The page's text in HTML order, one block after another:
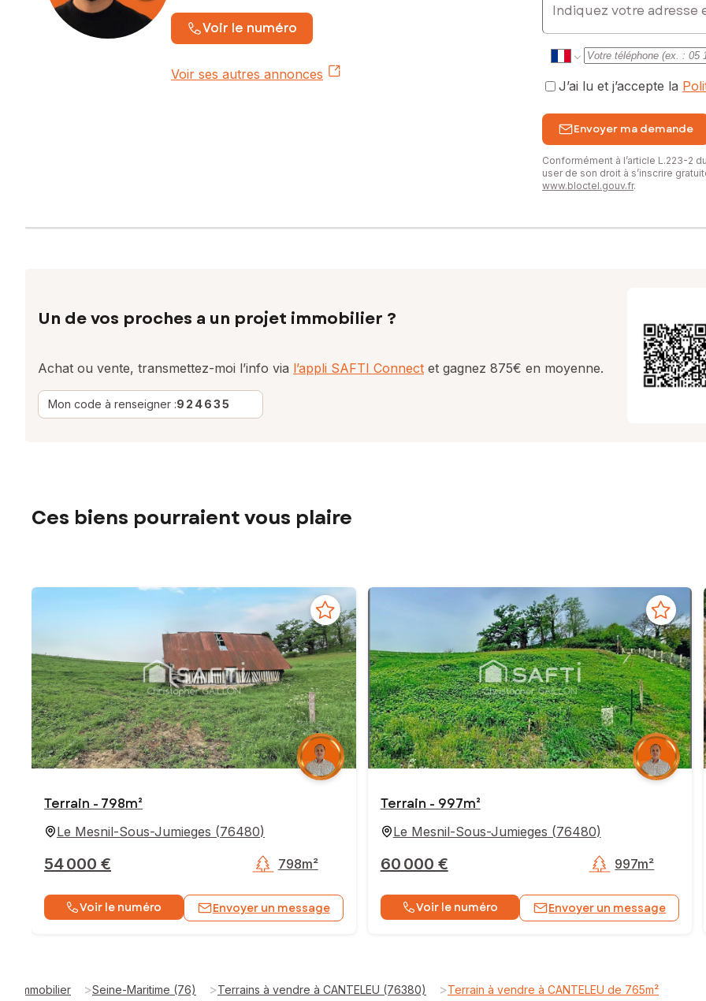
Prix de vente : 55 990 €
Contactez votre conseiller SAFTI : Antoine SOMBRET, Tél. : 0623756630, E-mail : antoine.sombret@safti.fr - EI - Agent
Voir le numéro
Voir ses autres annonces
J’ai lu et j’accepte la
Envoyer ma demande
Conformément à l’article L.223-2
user de son droit à s’inscrire
www.bloctel.gouv.fr.
Un de vos proches a un projet immobilier ?
Achat ou vente, transmettez-moi l’info via l’appli SAFTI Connect et gagnez 875€ en moyenne.
Mon code à renseigner :924635
Ces biens pourraient vous plaire
Terrain - 798m²
Le Mesnil-Sous-Jumieges (76480)
54 000 € 798m²
Voir le numéro Envoyer un message
Terrain - 997m²
Le Mesnil-Sous-Jumieges (76480)
60 000 € 997m²
Voir le numéro Envoyer un message
Immobilier >Seine-Maritime (76) >Terrains à vendre à CANTELEU (76380) >Terrain à vendre à CANTELEU de 765m²